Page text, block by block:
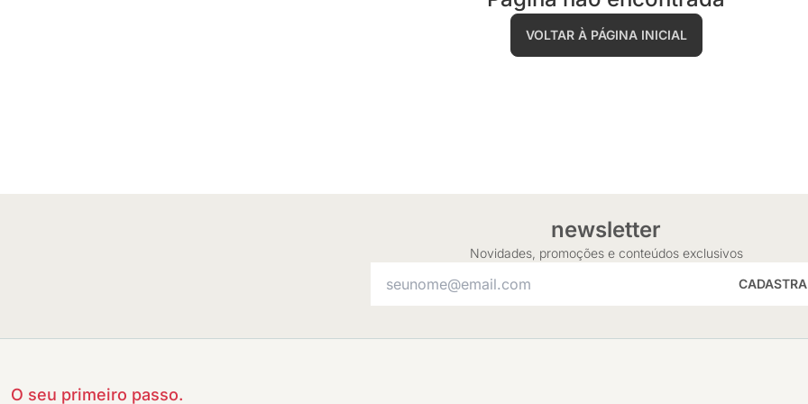
VOLTAR À PÁGINA INICIAL
newsletter
Novidades, promoções e conteúdos exclusivos
O seu primeiro passo.